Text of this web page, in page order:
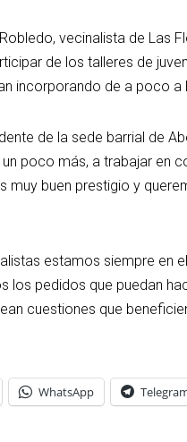
vecinalista de Las
de los talleres de
incorporando de a poco
de la sede barrial de
un poco más, a trabajar en
muy buen prestigio y
estamos siempre en
los pedidos que puedan
cuestiones que
WhatsApp